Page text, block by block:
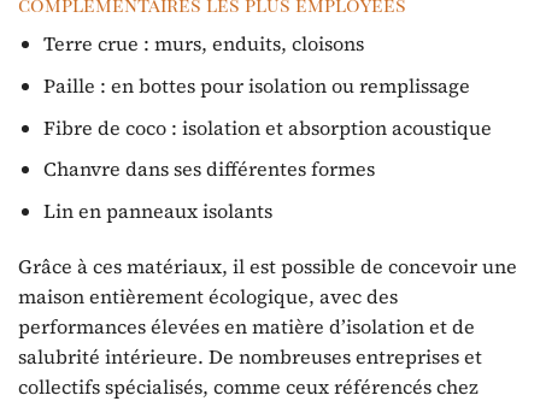
Terre crue : murs, enduits, cloisons
Paille : en bottes pour isolation ou remplissage
Fibre de coco : isolation et absorption acoustique
Chanvre dans ses différentes formes
Lin en panneaux isolants
Grâce à ces matériaux, il est possible de concevoir une
maison entièrement écologique, avec des
performances élevées en matière d’isolation et de
salubrité intérieure. De nombreuses entreprises et
collectifs spécialisés, comme ceux référencés chez